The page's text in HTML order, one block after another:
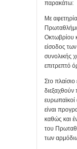
παρακάτω:
Με
Οκτωβρίου
είσοδος
συνολικής
επιτρεπτό
Στο
διεξαχθούν
είναι
καθώς και
του
των